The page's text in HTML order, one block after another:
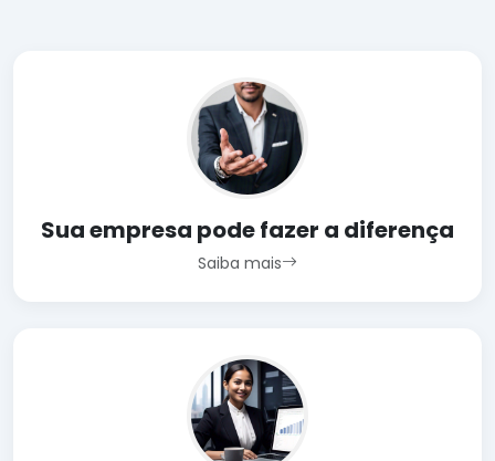
Sua empresa pode fazer a diferença
Saiba mais